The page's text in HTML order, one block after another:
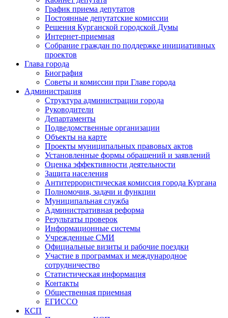
График приема депутатов
Постоянные депутатские комиссии
Решения Курганской городской Думы
Интернет-приемная
Собрание граждан по поддержке инициативных
проектов
Глава города
Биография
Советы и комиссии при Главе города
Администрация
Структура администрации города
Руководители
Департаменты
Подведомственные организации
Объекты на карте
Проекты муниципальных правовых актов
Установленные формы обращений и заявлений
Оценка эффективности деятельности
Защита населения
Антитеррористическая комиссия города Кургана
Полномочия, задачи и функции
Муниципальная служба
Административная реформа
Результаты проверок
Информационные системы
Учрежденные СМИ
Официальные визиты и рабочие поездки
Участие в программах и международное
сотрудничество
Статистическая информация
Контакты
Общественная приемная
ЕГИССО
КСП